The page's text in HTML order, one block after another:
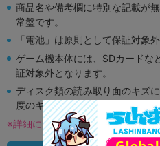
商品名や備考欄に特別な記載が
常盤です。
「電池」は原則として保証対象
ゲーム機本体には、SDカードな
証対象外となります。
ディスク類の読み取り面のキズ
度のキズがある場合がございます
※詳細につきましてはコチラ